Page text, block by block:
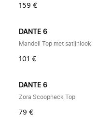
159 €
DANTE 6
Mandell Top met satijnlook
101 €
DANTE 6
Zora Scoopneck Top
79 €